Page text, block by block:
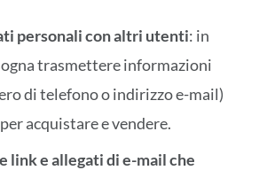
personali con altri utenti: in
trasmettere informazioni
di telefono o indirizzo e-mail)
acquistare e vendere.
link e allegati di e-mail che